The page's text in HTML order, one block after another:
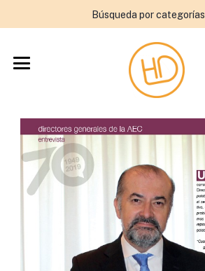
Búsqueda por categorías